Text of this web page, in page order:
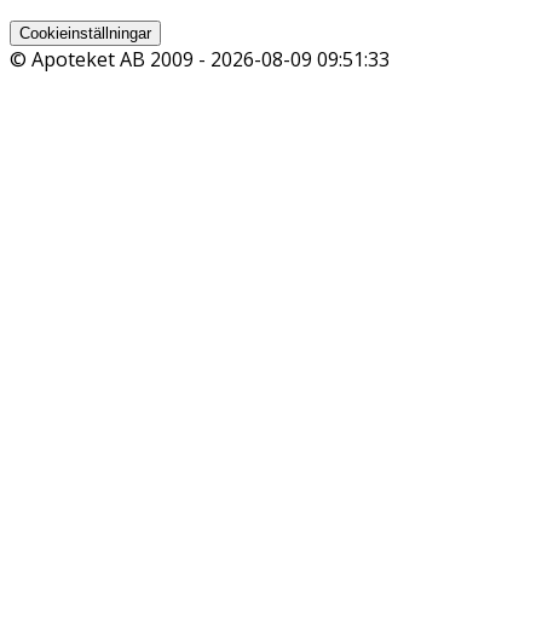
Cookieinställningar
© Apoteket AB 2009 - 2026-08-09 09:51:33